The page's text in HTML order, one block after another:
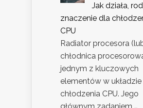
Jak działa,
znaczenie dla
CPU
Radiator procesora
chłodnica
jednym z kluczowych
elementów w układzie
chłodzenia CPU. Jego